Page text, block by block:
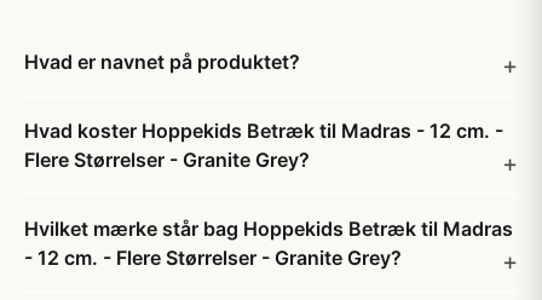
Hvad er navnet på produktet?
Hvad koster Hoppekids Betræk til Madras - 12 cm. -
Flere Størrelser - Granite Grey?
Hvilket mærke står bag Hoppekids Betræk til Madras
- 12 cm. - Flere Størrelser - Granite Grey?